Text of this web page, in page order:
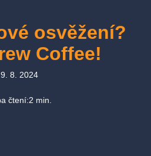
osvěžení?
Coffee!
9. 8. 2024
čtení:2 min.